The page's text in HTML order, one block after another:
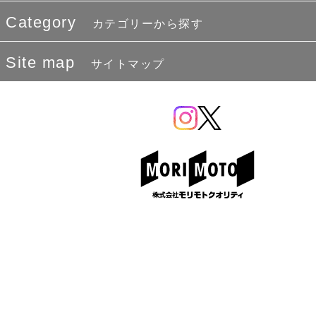
Category カテゴリーから探す
Site map サイトマップ